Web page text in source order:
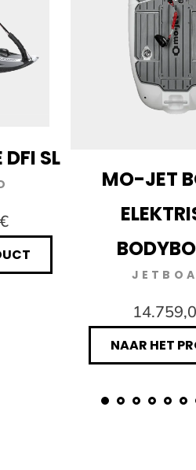
DFI SL
MO-JET
NAAR HET